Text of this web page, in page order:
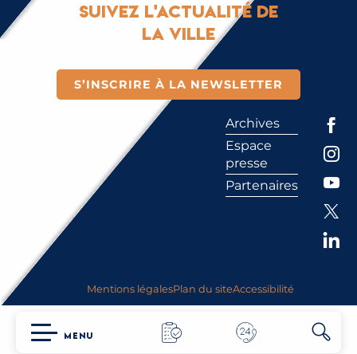
MENU
Suivez l'actualité de
la ville
S’INSCRIRE À LA NEWSLETTER
Archives
Espace
presse
Partenaires
Mentions légalesPlan du siteAccessibilité